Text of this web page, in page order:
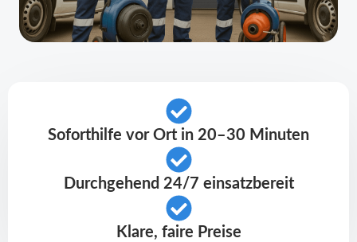
Soforthilfe vor Ort in 20–30 Minuten
Durchgehend 24/7 einsatzbereit
Klare, faire Preise